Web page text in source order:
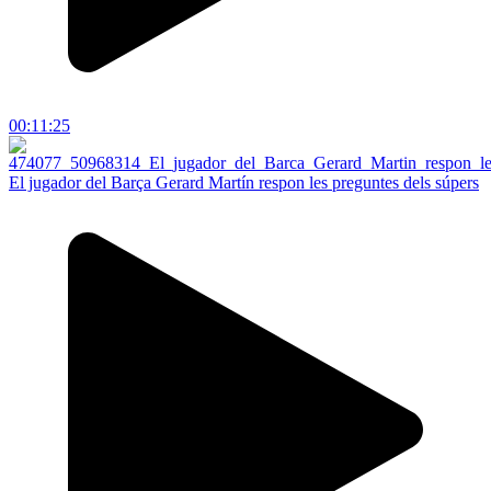
00:11:25
El jugador del Barça Gerard Martín respon les preguntes dels súpers